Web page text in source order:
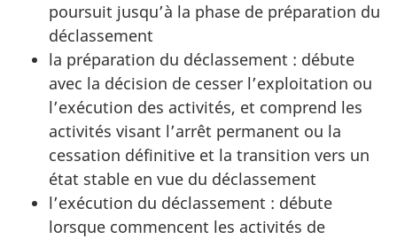
poursuit jusqu’à la phase de préparation du
déclassement
la préparation du déclassement : débute
avec la décision de cesser l’exploitation ou
l’exécution des activités, et comprend les
activités visant l’arrêt permanent ou la
cessation définitive et la transition vers un
état stable en vue du déclassement
l’exécution du déclassement : débute
lorsque commencent les activités de